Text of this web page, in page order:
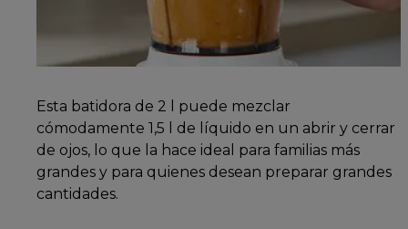
Esta batidora de 2 l puede mezclar
cómodamente 1,5 l de líquido en un abrir y cerrar
de ojos, lo que la hace ideal para familias más
grandes y para quienes desean preparar grandes
cantidades.